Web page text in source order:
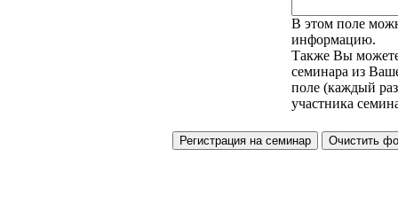
В этом поле
информацию.
Также Вы можете
семинара из
поле (каждый
участника